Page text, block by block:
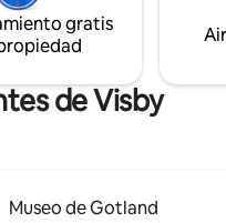
no
el inodoro y la
secadora
anuncio.
gratis
de Visby
Museo de Gotland